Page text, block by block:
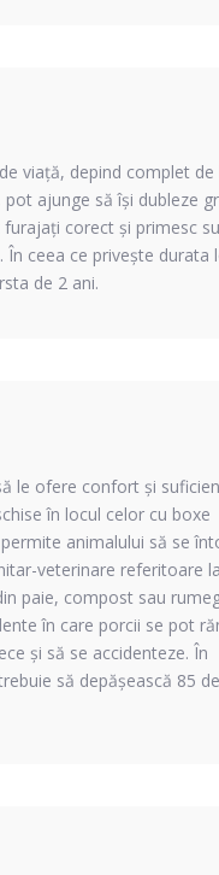
viață, depind complet de
ajunge să își dubleze
corect și primesc
ceea ce privește durata
de 2 ani.
le ofere confort și
în locul celor cu boxe
animalului să se
veterinare referitoare la
paie, compost sau
în care porcii se pot
și să se accidenteze. În
să depășească 85